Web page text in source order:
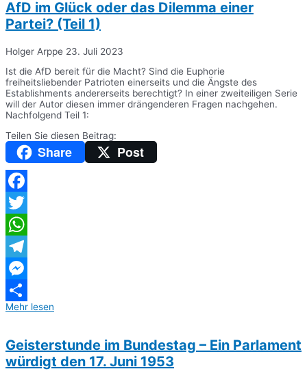
AfD im Glück oder das Dilemma einer
Partei? (Teil 1)
Holger Arppe 23. Juli 2023
Ist die AfD bereit für die Macht? Sind die Euphorie
freiheitsliebender Patrioten einerseits und die Ängste des
Establishments andererseits berechtigt? In einer zweiteiligen Serie
will der Autor diesen immer drängenderen Fragen nachgehen.
Nachfolgend Teil 1:
Teilen Sie diesen Beitrag:
Share Post
Facebook
Twitter
WhatsApp
Telegram
Messenger
Teilen
Mehr lesen
Geisterstunde im Bundestag – Ein Parlament
würdigt den 17. Juni 1953